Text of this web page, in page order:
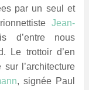
par un seul et
Jean-
d’entre nous
Le trottoir d’en
l’architecture
, signée Paul